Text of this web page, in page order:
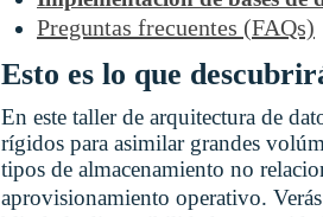
Preguntas frecuentes (FAQs)
Esto es lo que
En este taller de arquitectura de
rígidos para asimilar grandes
tipos de almacenamiento no
aprovisionamiento operativo.